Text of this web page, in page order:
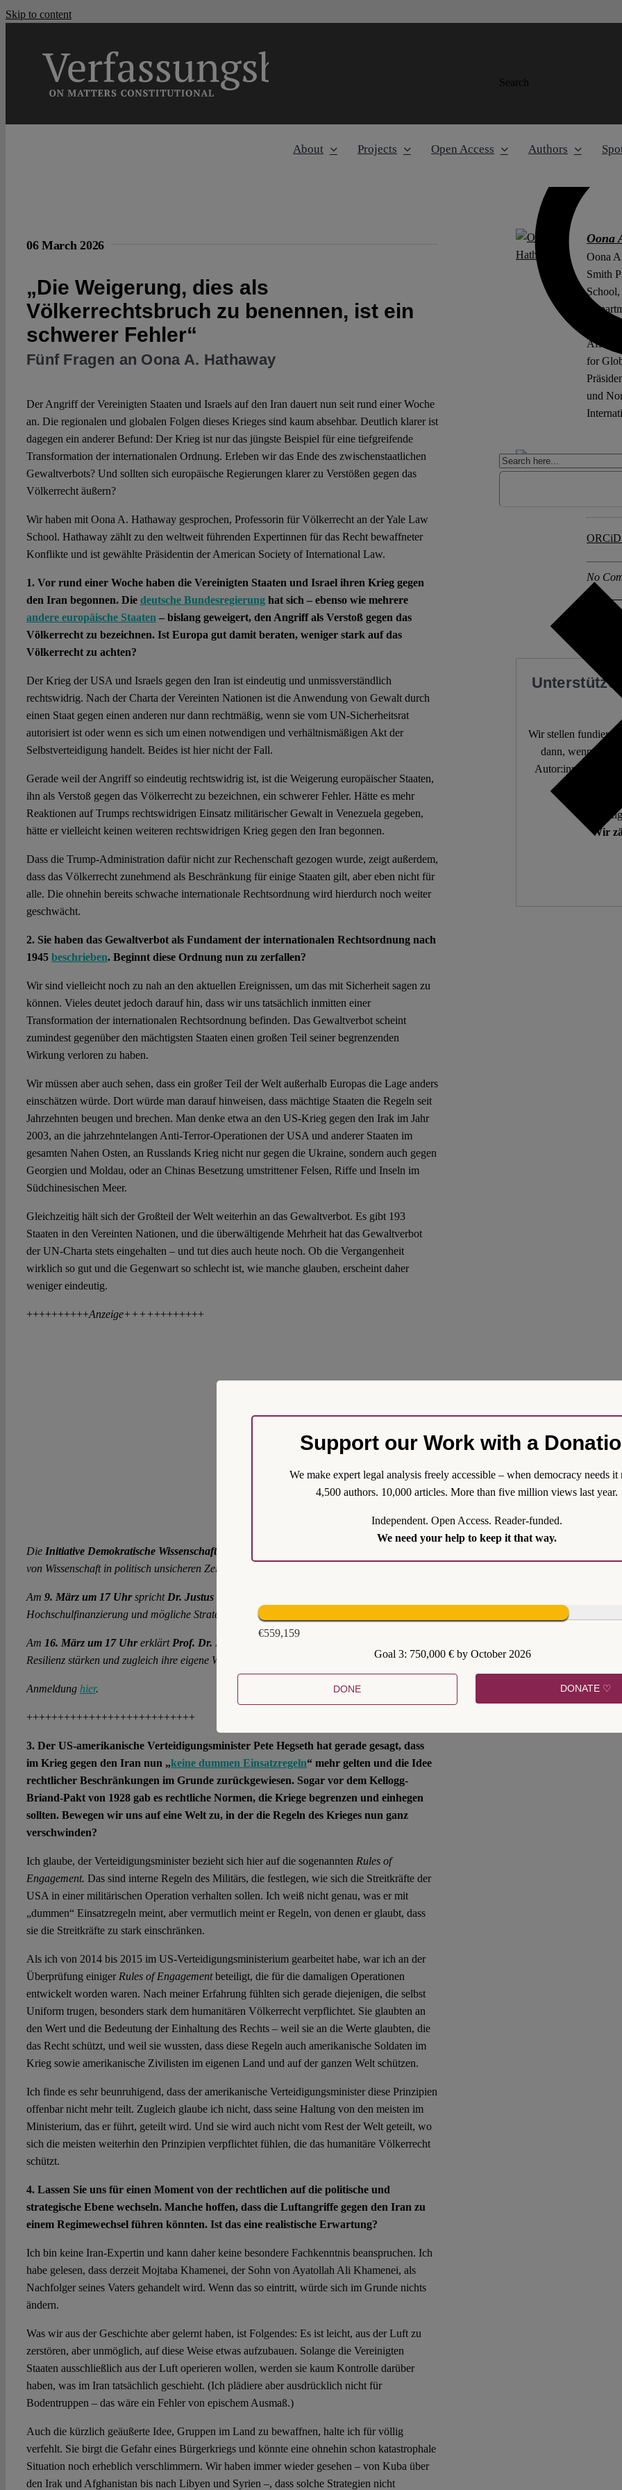
Skip to content
Search
About Projects Open Access Authors
06 March 2026
„Die Weigerung, dies als
Völkerrechtsbruch zu benennen, ist ein
schwerer Fehler“
Fünf Fragen an Oona A. Hathaway
Der Angriff der Vereinigten Staaten und Israels auf den Iran dauert nun seit rund einer Woche
an. Die regionalen und globalen Folgen dieses Krieges sind kaum absehbar. Deutlich klarer ist
dagegen ein anderer Befund: Der Krieg ist nur das jüngste Beispiel für eine tiefgreifende
Transformation der internationalen Ordnung. Erleben wir das Ende des zwischenstaatlichen
Gewaltverbots? Und sollten sich europäische Regierungen klarer zu Verstößen gegen das
Völkerrecht äußern?
Wir haben mit Oona A. Hathaway gesprochen, Professorin für Völkerrecht an der Yale Law
School. Hathaway zählt zu den weltweit führenden Expertinnen für das Recht bewaffneter
Konflikte und ist gewählte Präsidentin der American Society of International Law.
1. Vor rund einer Woche haben die Vereinigten Staaten und Israel ihren Krieg gegen
den Iran begonnen. Die deutsche Bundesregierunghat sich – ebenso wie mehrere
andere europäische Staaten– bislang geweigert, den Angriff als Verstoß gegen das
Völkerrecht zu bezeichnen. Ist Europa gut damit beraten, weniger stark auf das
Völkerrecht zu achten?
Der Krieg der USA und Israels gegen den Iran ist eindeutig und unmissverständlich
rechtswidrig. Nach der Charta der Vereinten Nationen ist die Anwendung von Gewalt durch
einen Staat gegen einen anderen nur dann rechtmäßig, wenn sie vom UN-Sicherheitsrat
autorisiert ist oder wenn es sich um einen notwendigen und verhältnismäßigen Akt der
Selbstverteidigung handelt. Beides ist hier nicht der Fall.
Gerade weil der Angriff so eindeutig rechtswidrig ist, ist die Weigerung europäischer Staaten,
ihn als Verstoß gegen das Völkerrecht zu bezeichnen, ein schwerer Fehler. Hätte es mehr
Reaktionen auf Trumps rechtswidrigen Einsatz militärischer Gewalt in Venezuela gegeben,
hätte er vielleicht keinen weiteren rechtswidrigen Krieg gegen den Iran begonnen.
Dass die Trump-Administration dafür nicht zur Rechenschaft gezogen wurde, zeigt außerdem,
dass das Völkerrecht zunehmend als Beschränkung für einige Staaten gilt, aber eben nicht für
alle. Die ohnehin bereits schwache internationale Rechtsordnung wird hierdurch noch weiter
geschwächt.
2. Sie haben das Gewaltverbot als Fundament der internationalen Rechtsordnung nach
1945 beschrieben. Beginnt diese Ordnung nun zu zerfallen?
Wir sind vielleicht noch zu nah an den aktuellen Ereignissen, um das mit Sicherheit sagen zu
können. Vieles deutet jedoch darauf hin, dass wir uns tatsächlich inmitten einer
Transformation der internationalen Rechtsordnung befinden. Das Gewaltverbot scheint
zumindest gegenüber den mächtigsten Staaten einen großen Teil seiner begrenzenden
Wirkung verloren zu haben.
Wir müssen aber auch sehen, dass ein großer Teil der Welt außerhalb Europas die Lage anders
einschätzen würde. Dort würde man darauf hinweisen, dass mächtige Staaten die Regeln seit
Jahrzehnten beugen und brechen. Man denke etwa an den US-Krieg gegen den Irak im Jahr
2003, an die jahrzehntelangen Anti-Terror-Operationen der USA und anderer Staaten im
gesamten Nahen Osten, an Russlands Krieg nicht nur gegen die Ukraine, sondern auch gegen
Georgien und Moldau, oder an Chinas Besetzung umstrittener Felsen, Riffe und Inseln im
Südchinesischen Meer.
Gleichzeitig hält sich der Großteil der Welt weiterhin an das Gewaltverbot. Es gibt 193
Staaten in den Vereinten Nationen, und die überwältigende Mehrheit hat das Gewaltverbot
der UN-Charta stets eingehalten – und tut dies auch heute noch. Ob die Vergangenheit
wirklich so gut und die Gegenwart so schlecht ist, wie manche glauben, erscheint daher
weniger eindeutig.
++++++++++Anzeige++++++++++++
Die Initiative Demokratische Wissenschaft (WissDem)
von Wissenschaft in politisch unsicheren Zeiten ein:
Am 9. März um 17 UhrsprichtDr. Justus Henke
Hochschulfinanzierung und mögliche Strategien für mehr strukturelle Stabilität.
Am 16. März um 17 UhrerklärtProf. Dr. Peer Pasternack
Resilienz stärken und zugleich ihre eigene Widerstandsfähigkeit sichern können.
Anmeldung hier.
+++++++++++++++++++++++++++
3. Der US-amerikanische Verteidigungsminister Pete Hegseth hat gerade gesagt, dass
im Krieg gegen den Iran nun „keine dummen Einsatzregeln“ mehr gelten und die Idee
rechtlicher Beschränkungen im Grunde zurückgewiesen. Sogar vor dem Kellogg-
Briand-Pakt von 1928 gab es rechtliche Normen, die Kriege begrenzen und einhegen
sollten. Bewegen wir uns auf eine Welt zu, in der die Regeln des Krieges nun ganz
verschwinden?
Ich glaube, der Verteidigungsminister bezieht sich hier auf die sogenannten Rules of
Engagement. Das sind interne Regeln des Militärs, die festlegen, wie sich die Streitkräfte der
USA in einer militärischen Operation verhalten sollen. Ich weiß nicht genau, was er mit
„dummen“ Einsatzregeln meint, aber vermutlich meint er Regeln, von denen er glaubt, dass
sie die Streitkräfte zu stark einschränken.
Als ich von 2014 bis 2015 im US-Verteidigungsministerium gearbeitet habe, war ich an der
Überprüfung einigerRules of Engagementbeteiligt, die für die damaligen Operationen
entwickelt worden waren. Nach meiner Erfahrung fühlten sich gerade diejenigen, die selbst
Uniform trugen, besonders stark dem humanitären Völkerrecht verpflichtet. Sie glaubten an
den Wert und die Bedeutung der Einhaltung des Rechts – weil sie an die Werte glaubten, die
das Recht schützt, und weil sie wussten, dass diese Regeln auch amerikanische Soldaten im
Krieg sowie amerikanische Zivilisten im eigenen Land und auf der ganzen Welt schützen.
Ich finde es sehr beunruhigend, dass der amerikanische Verteidigungsminister diese Prinzipien
offenbar nicht mehr teilt. Zugleich glaube ich nicht, dass seine Haltung von den meisten im
Ministerium, das er führt, geteilt wird. Und sie wird auch nicht vom Rest der Welt geteilt, wo
sich die meisten weiterhin den Prinzipien verpflichtet fühlen, die das humanitäre Völkerrecht
schützt.
4. Lassen Sie uns für einen Moment von der rechtlichen auf die politische und
strategische Ebene wechseln. Manche hoffen, dass die Luftangriffe gegen den Iran zu
einem Regimewechsel führen könnten. Ist das eine realistische Erwartung?
Ich bin keine Iran-Expertin und kann daher keine besondere Fachkenntnis beanspruchen. Ich
habe gelesen, dass derzeit Mojtaba Khamenei, der Sohn von Ayatollah Ali Khamenei, als
Nachfolger seines Vaters gehandelt wird. Wenn das so eintritt, würde sich im Grunde nichts
ändern.
Was wir aus der Geschichte aber gelernt haben, ist Folgendes: Es ist leicht, aus der Luft zu
zerstören, aber unmöglich, auf diese Weise etwas aufzubauen. Solange die Vereinigten
Staaten ausschließlich aus der Luft operieren wollen, werden sie kaum Kontrolle darüber
haben, was im Iran tatsächlich geschieht. (Ich plädiere aber ausdrücklich nicht für
Bodentruppen – das wäre ein Fehler von epischem Ausmaß.)
Auch die kürzlich geäußerte Idee, Gruppen im Land zu bewaffnen, halte ich für völlig
verfehlt. Sie birgt die Gefahr eines Bürgerkriegs und könnte eine ohnehin schon katastrophale
Situation noch erheblich verschlimmern. Wir haben immer wieder gesehen – von Kuba über
den Irak und Afghanistan bis nach Libyen und Syrien –, dass solche Strategien nicht
Oona
Oona
Smith
Affairs
for
und
No
Wir stellen fundierte
dann, wenn die
Autor:innen.
Wir
Support our Work with a
We make expert legal analysis freely accessible – when democracy needs it
4,500 authors. 10,000 articles. More than five million views last year.
Independent. Open Access. Reader-funded.
We need your help to keep it that way.
€559,159
Goal 3: 750,000 € by October 2026
DONE DONATE ♡